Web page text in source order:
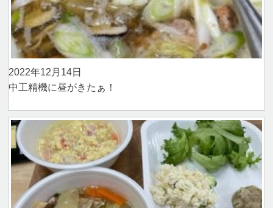
2022年12月14日
中工精機に昼がきたぁ！